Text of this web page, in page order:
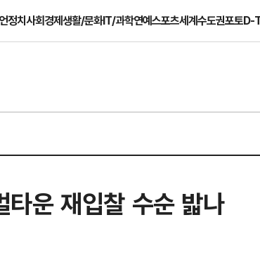
정치사회경제생활/문화IT/과학연예스포츠세계수도권포토D-
운 재입찰 수순 밟나